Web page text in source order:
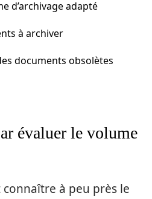
d’archivage adapté
à archiver
documents obsolètes
évaluer le volume
à peu près le